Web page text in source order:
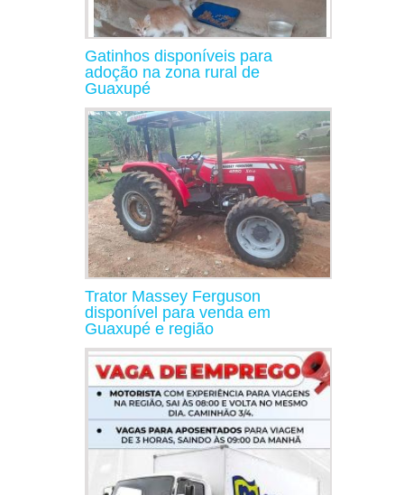
Gatinhos disponíveis para
adoção na zona rural de
Guaxupé
Trator Massey Ferguson
disponível para venda em
Guaxupé e região